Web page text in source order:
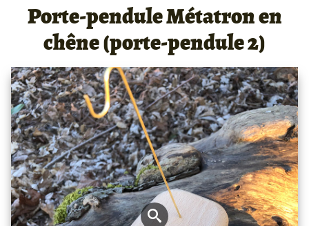
peaux
et
bois
et
peintures
canalisées,
soins
énergétiques,
stages
Porte-pendule Métatron en
chêne (porte-pendule 2)